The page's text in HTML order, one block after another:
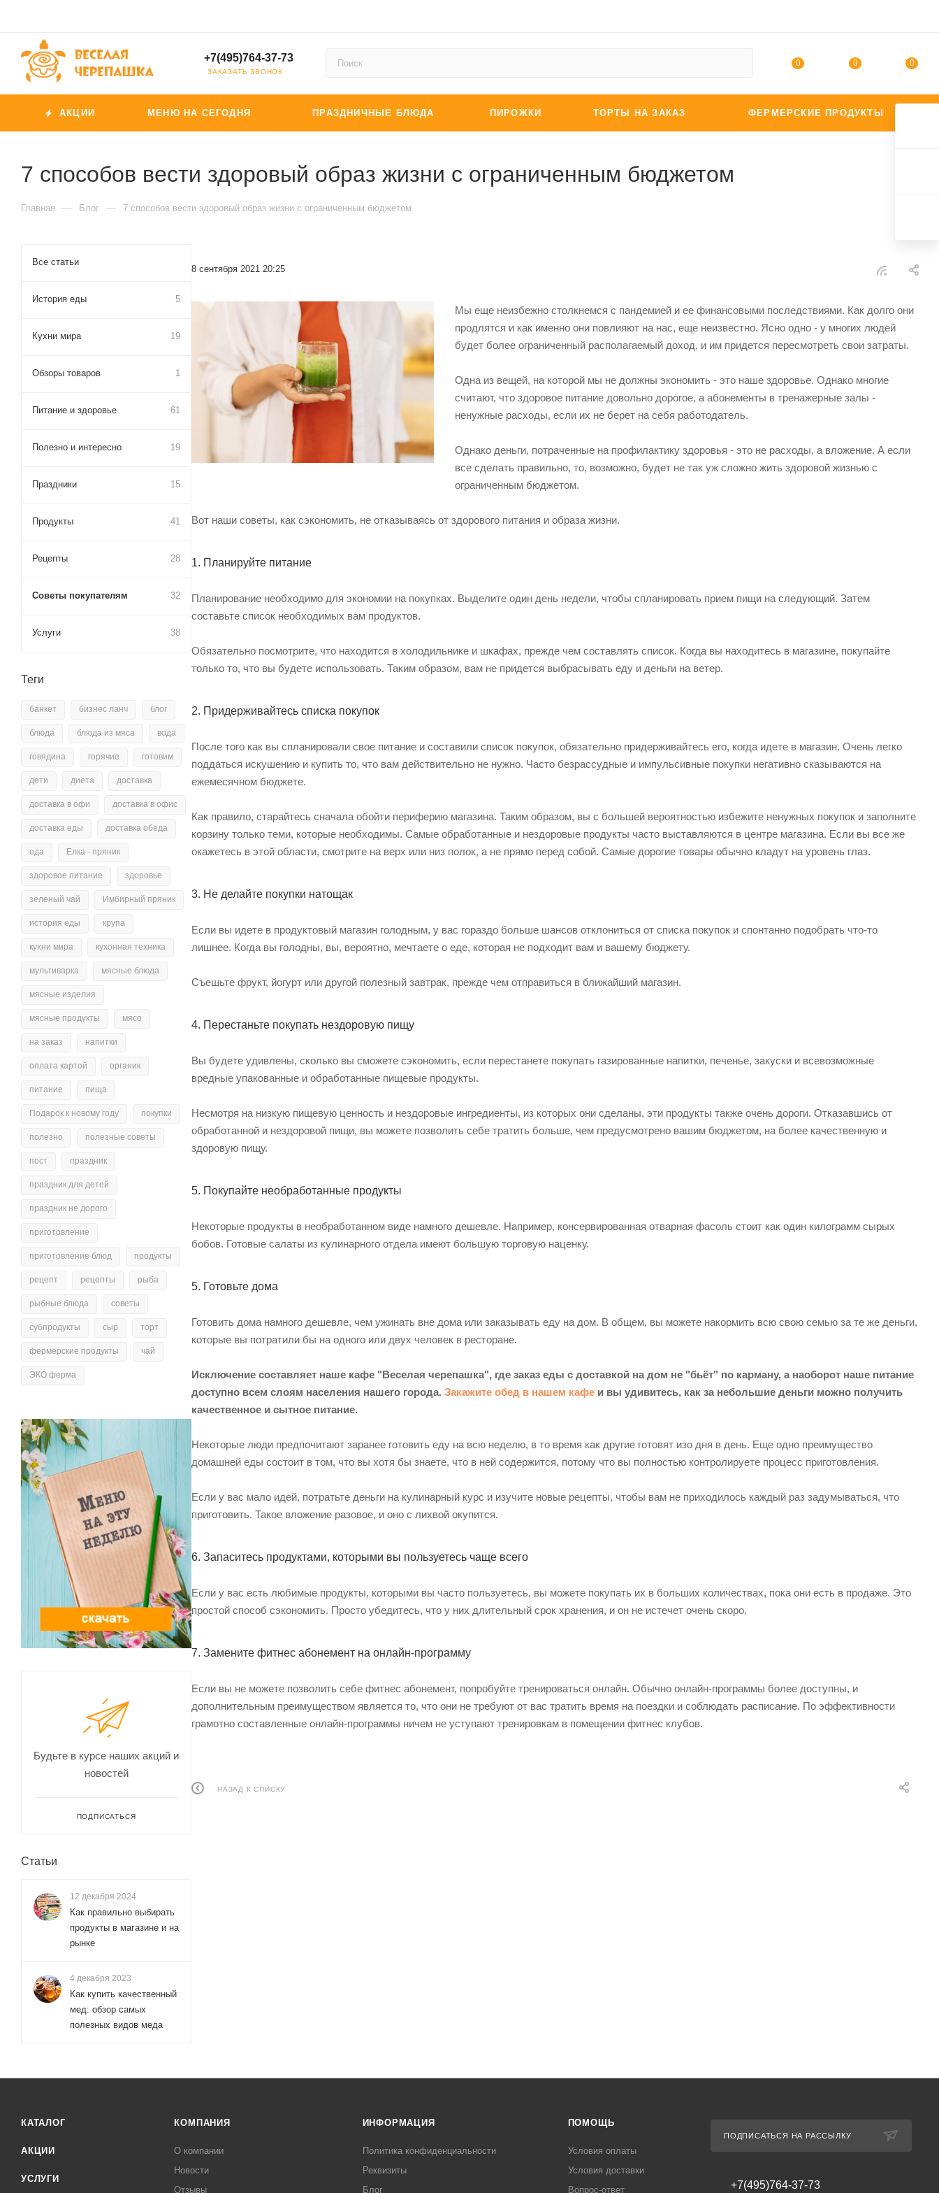
+7(495)764-37-73
ЗАКАЗАТЬ ЗВОНОК
0 0 0
АКЦИИ МЕНЮ НА СЕГОДНЯ ПРАЗДНИЧНЫЕ БЛЮДА ПИРОЖКИ ТОРТЫ НА ЗАКАЗ ФЕРМЕРСКИЕ ПРОДУКТЫ
7 способов вести здоровый образ жизни с ограниченным бюджетом
Главная — Блог — 7 способов вести здоровый образ жизни с ограниченным бюджетом
8 сентября 2021 20:25
Мы еще неизбежно столкнемся с пандемией и ее финансовыми последствиями. Как долго они
продлятся и как именно они повлияют на нас, еще неизвестно. Ясно одно - у многих людей
будет более ограниченный располагаемый доход, и им придется пересмотреть свои затраты.
Одна из вещей, на которой мы не должны экономить - это наше здоровье. Однако многие
считают, что здоровое питание довольно дорогое, а абонементы в тренажерные залы -
ненужные расходы, если их не берет на себя работодатель.
Однако деньги, потраченные на профилактику здоровья - это не расходы, а вложение. А если
все сделать правильно, то, возможно, будет не так уж сложно жить здоровой жизнью с
ограниченным бюджетом.
Вот наши советы, как сэкономить, не отказываясь от здорового питания и образа жизни.
1. Планируйте питание
Планирование необходимо для экономии на покупках. Выделите один день недели, чтобы спланировать прием пищи на следующий. Затем
составьте список необходимых вам продуктов.
Обязательно посмотрите, что находится в холодильнике и шкафах, прежде чем составлять список. Когда вы находитесь в магазине, покупайте
только то, что вы будете использовать. Таким образом, вам не придется выбрасывать еду и деньги на ветер.
2. Придерживайтесь списка покупок
После того как вы спланировали свое питание и составили список покупок, обязательно придерживайтесь его, когда идете в магазин. Очень легко
поддаться искушению и купить то, что вам действительно не нужно. Часто безрассудные и импульсивные покупки негативно сказываются на
ежемесячном бюджете.
Как правило, старайтесь сначала обойти периферию магазина. Таким образом, вы с большей вероятностью избежите ненужных покупок и заполните
корзину только теми, которые необходимы. Самые обработанные и нездоровые продукты часто выставляются в центре магазина. Если вы все же
окажетесь в этой области, смотрите на верх или низ полок, а не прямо перед собой. Самые дорогие товары обычно кладут на уровень глаз.
3. Не делайте покупки натощак
Если вы идете в продуктовый магазин голодным, у вас гораздо больше шансов отклониться от списка покупок и спонтанно подобрать что-то
лишнее. Когда вы голодны, вы, вероятно, мечтаете о еде, которая не подходит вам и вашему бюджету.
Съешьте фрукт, йогурт или другой полезный завтрак, прежде чем отправиться в ближайший магазин.
4. Перестаньте покупать нездоровую пищу
Вы будете удивлены, сколько вы сможете сэкономить, если перестанете покупать газированные напитки, печенье, закуски и всевозможные
вредные упакованные и обработанные пищевые продукты.
Несмотря на низкую пищевую ценность и нездоровые ингредиенты, из которых они сделаны, эти продукты также очень дороги. Отказавшись от
обработанной и нездоровой пищи, вы можете позволить себе тратить больше, чем предусмотрено вашим бюджетом, на более качественную и
здоровую пищу.
5. Покупайте необработанные продукты
Некоторые продукты в необработанном виде намного дешевле. Например, консервированная отварная фасоль стоит как один килограмм сырых
бобов. Готовые салаты из кулинарного отдела имеют большую торговую наценку.
5. Готовьте дома
Готовить дома намного дешевле, чем ужинать вне дома или заказывать еду на дом. В общем, вы можете накормить всю свою семью за те же деньги,
которые вы потратили бы на одного или двух человек в ресторане.
Исключение составляет наше кафе "Веселая черепашка", где заказ еды с доставкой на дом не "бьёт" по карману, а наоборот наше питание
доступно всем слоям населения нашего города. Закажите обед в нашем кафе и вы удивитесь, как за небольшие деньги можно получить
качественное и сытное питание.
Некоторые люди предпочитают заранее готовить еду на всю неделю, в то время как другие готовят изо дня в день. Еще одно преимущество
домашней еды состоит в том, что вы хотя бы знаете, что в ней содержится, потому что вы полностью контролируете процесс приготовления.
Если у вас мало идей, потратьте деньги на кулинарный курс и изучите новые рецепты, чтобы вам не приходилось каждый раз задумываться, что
приготовить. Такое вложение разовое, и оно с лихвой окупится.
6. Запаситесь продуктами, которыми вы пользуетесь чаще всего
Если у вас есть любимые продукты, которыми вы часто пользуетесь, вы можете покупать их в больших количествах, пока они есть в продаже. Это
простой способ сэкономить. Просто убедитесь, что у них длительный срок хранения, и он не истечет очень скоро.
7. Замените фитнес абонемент на онлайн-программу
Если вы не можете позволить себе фитнес абонемент, попробуйте тренироваться онлайн. Обычно онлайн-программы более доступны, и
дополнительным преимуществом является то, что они не требуют от вас тратить время на поездки и соблюдать расписание. По эффективности
грамотно составленные онлайн-программы ничем не уступают тренировкам в помещении фитнес клубов.
НАЗАД К СПИСКУ
Все статьи
История еды 5
Кухни мира 19
Обзоры товаров 1
Питание и здоровье 61
Полезно и интересно 19
Праздники 15
Продукты 41
Рецепты 28
Советы покупателям 32
Услуги 38
Теги
банкет бизнес ланч блог
блюда блюда из мяса вода
говядина горячие готовим
дети диета доставка
доставка в офи доставка в офис
доставка еды доставка обеда
еда Елка - пряник
здоровое питание здоровье
зеленый чай Имбирный пряник
история еды крупа
кухни мира кухонная техника
мультиварка мясные блюда
мясные изделия
мясные продукты мясо
на заказ напитки
оплата картой органик
питание пища
Подарок к новому году покупки
полезно полезные советы
пост праздник
праздник для детей
праздник не дорого
приготовление
приготовление блюд продукты
рецепт рецепты рыба
рыбные блюда советы
субпродукты сыр торт
фермерские продукты чай
ЭКО ферма
Будьте в курсе наших акций и
новостей
ПОДПИСАТЬСЯ
Статьи
12 декабря 2024
Как правильно выбирать
продукты в магазине и на
рынке
4 декабря 2023
Как купить качественный
мед: обзор самых
полезных видов меда
КАТАЛОГ
АКЦИИ
УСЛУГИ
КОМПАНИЯ
О компании
Новости
Отзывы
ИНФОРМАЦИЯ
Политика конфиденциальности
Реквизиты
Блог
ПОМОЩЬ
Условия оплаты
Условия доставки
Вопрос-ответ
ПОДПИСАТЬСЯ НА РАССЫЛКУ
+7(495)764-37-73